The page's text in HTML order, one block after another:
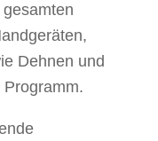
Dehnen und